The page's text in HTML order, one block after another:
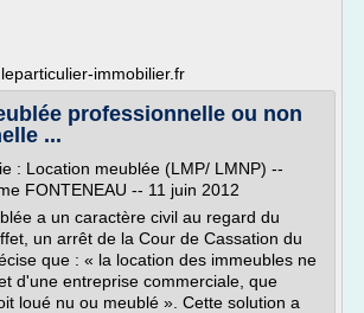
immobilier.fr
professionnelle ou non
...
: Location meublée (LMP/ LMNP) --
FONTENEAU -- 11 juin 2012
a un caractère civil au regard du
un arrêt de la Cour de Cassation du
que : « la location des immeubles ne
d'une entreprise commerciale, que
loué nu ou meublé ». Cette solution a